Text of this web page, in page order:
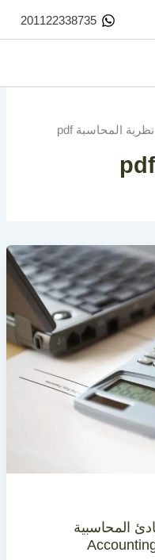
201122338735
نظرية المحاسبة pdf
المحاسبية